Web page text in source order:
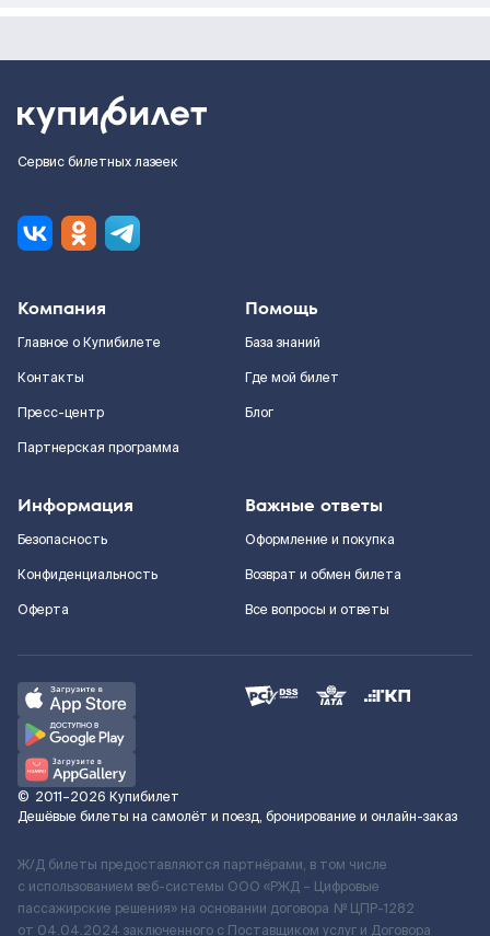
Сервис билетных лазеек
Компания
Главное о Купибилете
Контакты
Пресс-центр
Партнерская программа
Помощь
База знаний
Где мой билет
Блог
Информация
Безопасность
Конфиденциальность
Оферта
Важные ответы
Оформление и покупка
Возврат и обмен билета
Все вопросы и ответы
© 2011–2026 Купибилет
Дешёвые билеты на самолёт и поезд, бронирование и онлайн-заказ
Ж/Д билеты предоставляются партнёрами, в том числе
с использованием веб-системы ООО «РЖД – Цифровые
пассажирские решения» на основании договора № ЦПР-1282
от 04.04.2024 заключенного с Поставщиком услуг и Договора